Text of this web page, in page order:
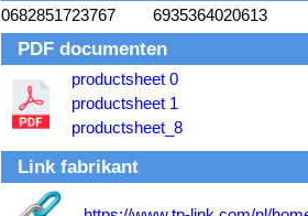
0682851723767 6935364020613
PDF documenten
productsheet 0
productsheet 1
productsheet_8
Link fabrikant